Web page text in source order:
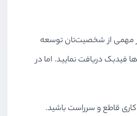
مهمی از شخصیت‌تان توسعه
فیدبک دریافت نمایید. اما در
کاری قاطع و سرراست باشید.